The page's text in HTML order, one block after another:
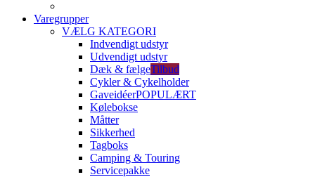
Varegrupper
VÆLG KATEGORI
Indvendigt udstyr
Udvendigt udstyr
Dæk & fælgeTilbud
Cykler & Cykelholder
GaveidéerPOPULÆRT
Kølebokse
Måtter
Sikkerhed
Tagboks
Camping & Touring
Servicepakke